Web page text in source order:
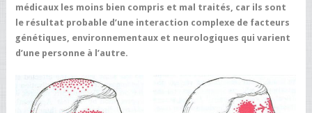
médicaux les moins bien compris et mal traités, car ils sont
le résultat probable d’une interaction complexe de facteurs
génétiques, environnementaux et neurologiques qui varient
d’une personne à l’autre.